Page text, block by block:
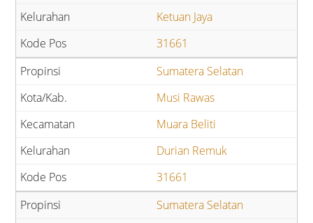
Ketuan Jaya
31661
Sumatera Selatan
Musi Rawas
Muara Beliti
Durian Remuk
31661
Sumatera Selatan